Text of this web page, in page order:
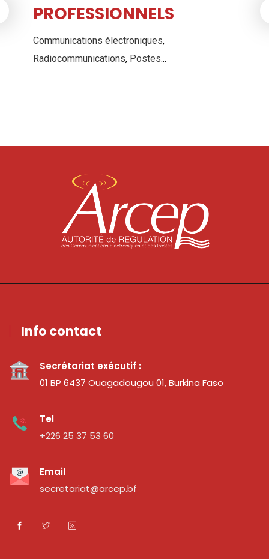
PROFESSIONNELS
Communications électroniques,
Radiocommunications, Postes...
Info contact
Secrétariat exécutif :
01 BP 6437 Ouagadougou 01, Burkina Faso
Tel
+226 25 37 53 60
Email
secretariat@arcep.bf